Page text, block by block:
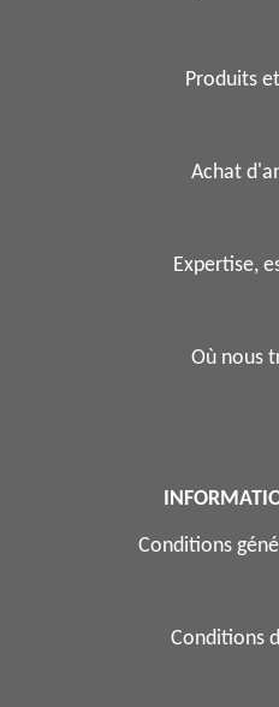
Produits
Achat
Expertise,
Où nous
Conditions
Conditions